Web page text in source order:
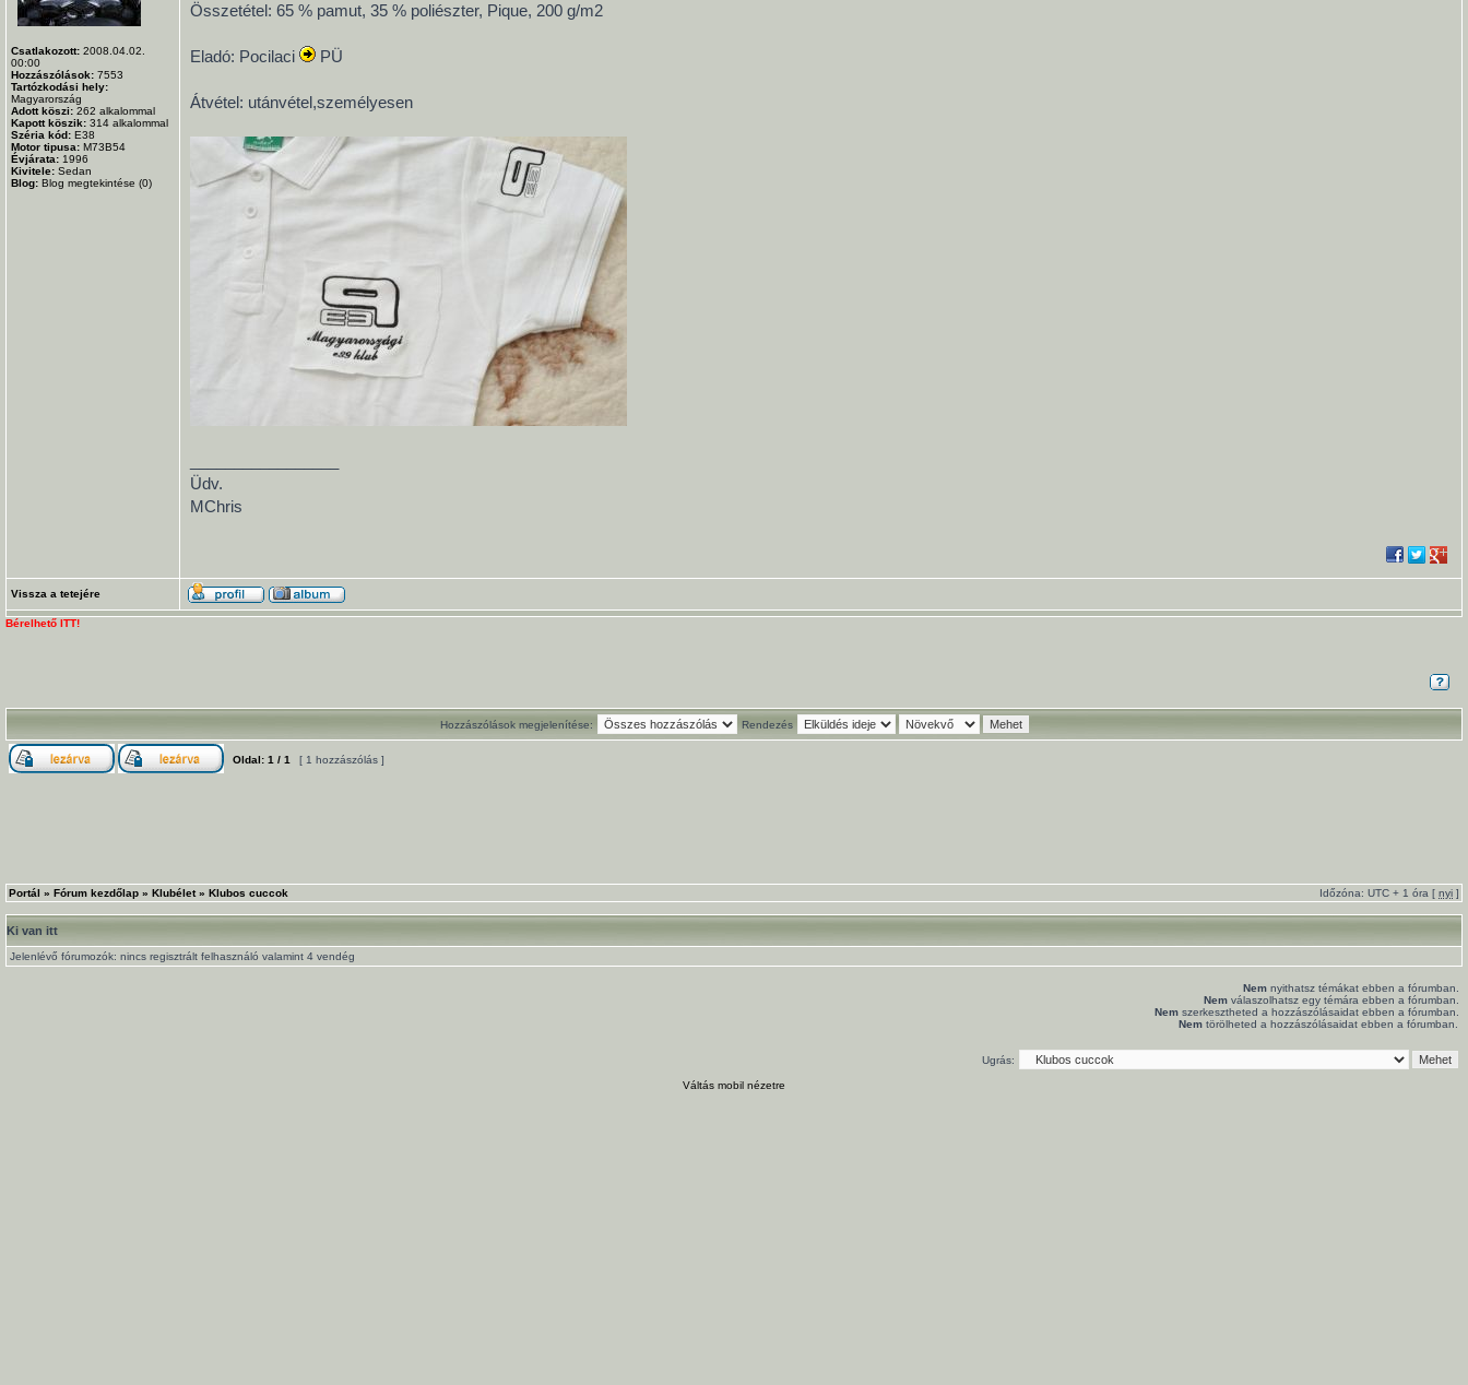
Csatlakozott: 2008.04.02.
00:00
Hozzászólások: 7553
Tartózkodási hely:
Magyarország
Adott köszi: 262 alkalommal
Kapott köszik: 314 alkalommal
Széria kód: E38
Motor tipusa: M73B54
Évjárata: 1996
Kivitele: Sedan
Blog: Blog megtekintése (0)
Összetétel: 65 % pamut, 35 % poliészter, Pique, 200 g/m2
Eladó: Pocilaci PÜ
Átvétel: utánvétel,személyesen
Üdv.
MChris
Vissza a tetejére
Bérelhető ITT!
Hozzászólások megjelenítése: Rendezés
Oldal: 1 / 1 [ 1 hozzászólás ]
Portál » Fórum kezdőlap » Klubélet» Klubos cuccok Időzóna: UTC + 1 óra [ nyi ]
Ki van itt
Jelenlévő fórumozók: nincs regisztrált felhasználó valamint 4 vendég
Nem nyithatsz témákat ebben a fórumban.
Nem válaszolhatsz egy témára ebben a fórumban.
Nem szerkesztheted a hozzászólásaidat ebben a fórumban.
Nem törölheted a hozzászólásaidat ebben a fórumban.
Ugrás:
Váltás mobil nézetre